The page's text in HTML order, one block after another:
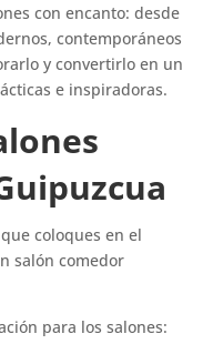
con encanto: desde
contemporáneos
y convertirlo en un
e inspiradoras.
coloques en el
salón comedor
para los salones: